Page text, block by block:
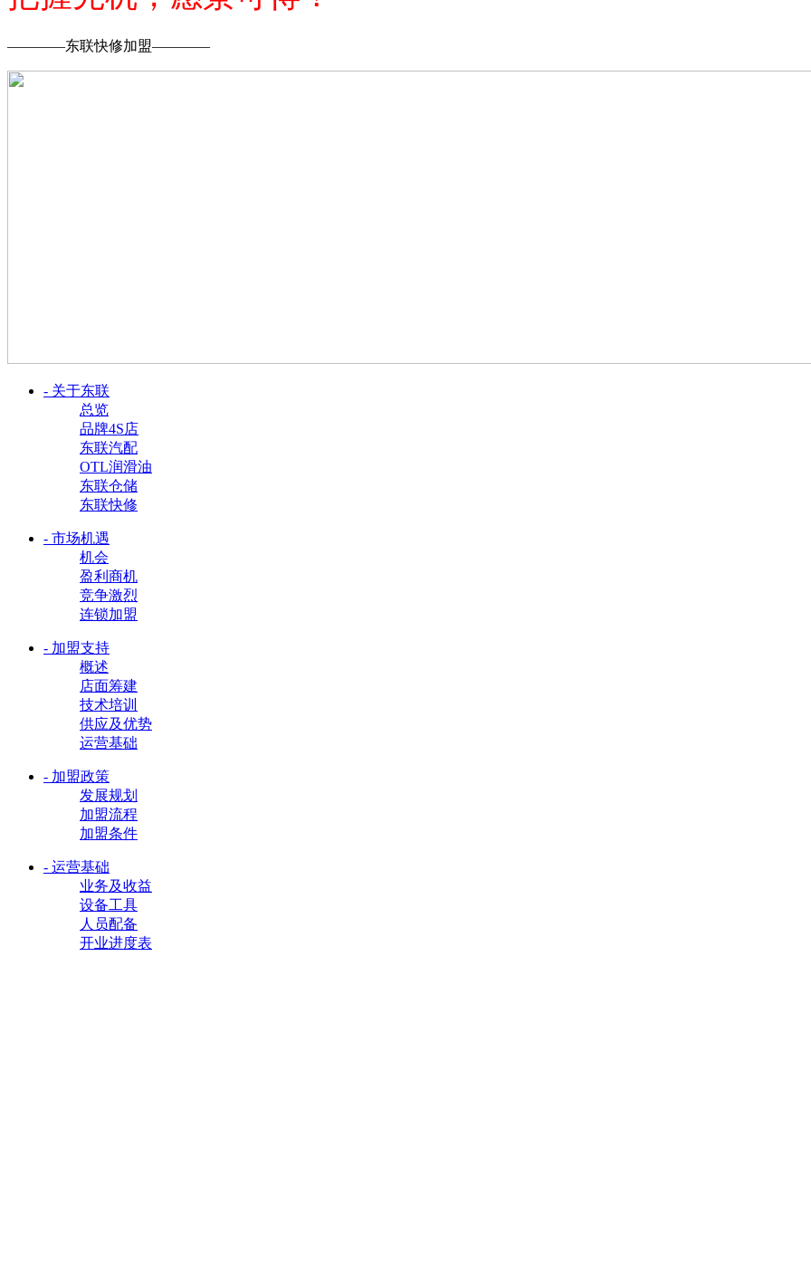
————东联快修加盟————
- 关于东联
总览
品牌4S店
东联汽配
OTL润滑油
东联仓储
东联快修
- 市场机遇
机会
盈利商机
竞争激烈
连锁加盟
- 加盟支持
概述
店面筹建
技术培训
供应及优势
运营基础
- 加盟政策
发展规划
加盟流程
加盟条件
- 运营基础
业务及收益
设备工具
人员配备
开业进度表